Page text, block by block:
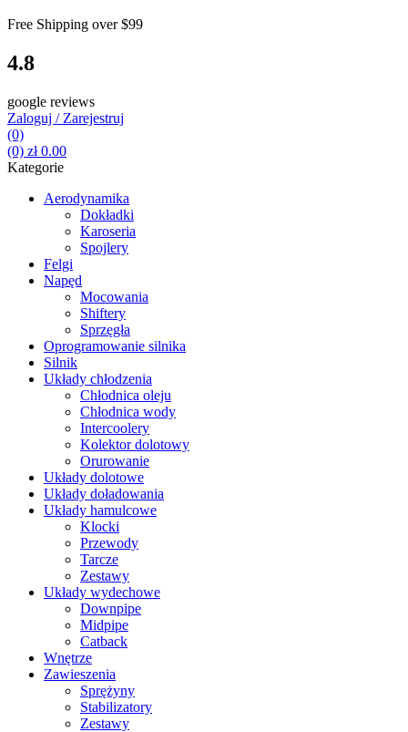
Free Shipping over$99
4.8
google reviews
Zaloguj / Zarejestruj
(0)
(0) zł0.00
Kategorie
Aerodynamika
Dokładki
Karoseria
Spojlery
Felgi
Napęd
Mocowania
Shiftery
Sprzęgła
Oprogramowanie silnika
Silnik
Układy chłodzenia
Chłodnica oleju
Chłodnica wody
Intercoolery
Kolektor dolotowy
Orurowanie
Układy dolotowe
Układy doładowania
Układy hamulcowe
Klocki
Przewody
Tarcze
Zestawy
Układy wydechowe
Downpipe
Midpipe
Catback
Wnętrze
Zawieszenia
Sprężyny
Stabilizatory
Zestawy